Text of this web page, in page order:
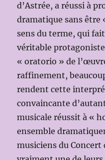
d’Astrée, a réussi à
dramatique sans être
sens du terme, qui
véritable
« oratorio » de
raffinement,
rendent cette
convaincante
musicale réussit à «
ensemble
musiciens du Concert